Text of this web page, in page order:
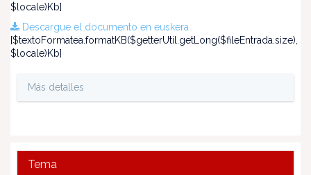
$locale)Kb]
Descargue el documento en euskera
[$textoFormatea.formatKB($getterUtil.getLong($fileEntrada.size),
$locale)Kb]
Más detalles
Tema